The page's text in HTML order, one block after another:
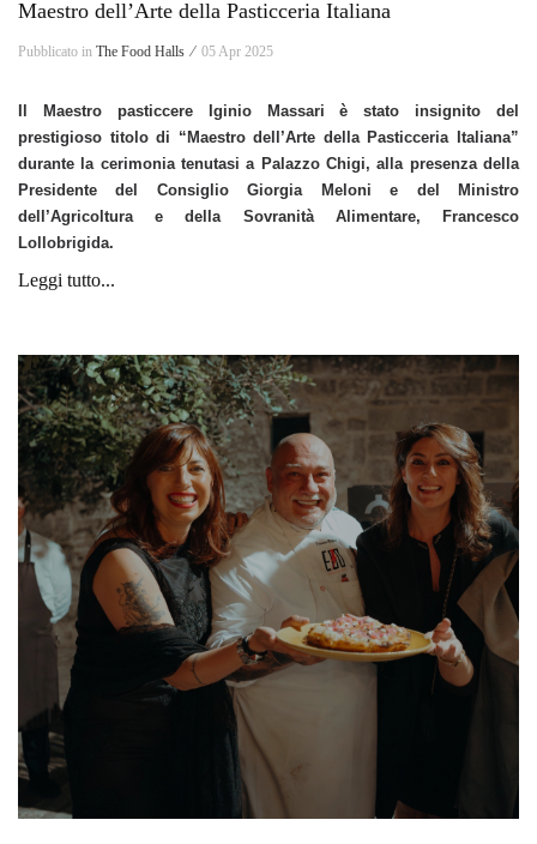
Maestro dell’Arte della Pasticceria Italiana
Pubblicato in The Food Halls ⁄ 05 Apr 2025
Il Maestro pasticcere Iginio Massari è stato insignito del
prestigioso titolo di “Maestro dell’Arte della Pasticceria Italiana”
durante la cerimonia tenutasi a Palazzo Chigi, alla presenza della
Presidente del Consiglio Giorgia Meloni e del Ministro
dell’Agricoltura e della Sovranità Alimentare, Francesco
Lollobrigida.
Leggi tutto...